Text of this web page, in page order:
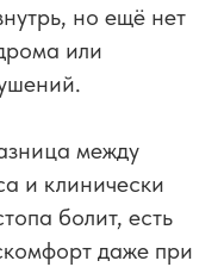
но ещё нет
или
между
и клинически
болит, есть
даже при